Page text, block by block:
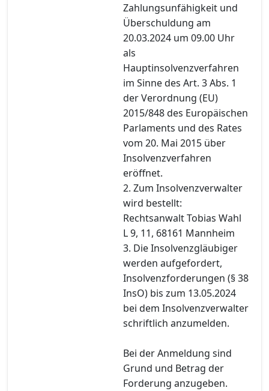
Zahlungsunfähigkeit und
Überschuldung am
20.03.2024 um 09.00 Uhr
als
Hauptinsolvenzverfahren
im Sinne des Art. 3 Abs. 1
der Verordnung (EU)
2015/848 des Europäischen
Parlaments und des Rates
vom 20. Mai 2015 über
Insolvenzverfahren
eröffnet.
2. Zum Insolvenzverwalter
wird bestellt:
Rechtsanwalt Tobias Wahl
L 9, 11, 68161 Mannheim
3. Die Insolvenzgläubiger
werden aufgefordert,
Insolvenzforderungen (§ 38
InsO) bis zum 13.05.2024
bei dem Insolvenzverwalter
schriftlich anzumelden.
Bei der Anmeldung sind
Grund und Betrag der
Forderung anzugeben.